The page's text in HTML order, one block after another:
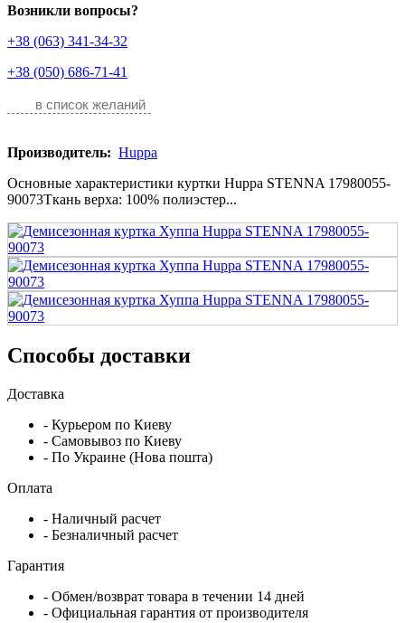
Возникли вопросы?
+38 (063) 341-34-32
+38 (050) 686-71-41
в список желаний
Производитель: Huppa
Основные характеристики куртки Huppa STENNA 17980055-
90073Ткань верха: 100% полиэстер...
Способы доставки
Доставка
- Курьером по Киеву
- Самовывоз по Киеву
- По Украине (Нова пошта)
Оплата
- Наличный расчет
- Безналичный расчет
Гарантия
- Обмен/возврат товара в течении 14 дней
- Официальная гарантия от производителя